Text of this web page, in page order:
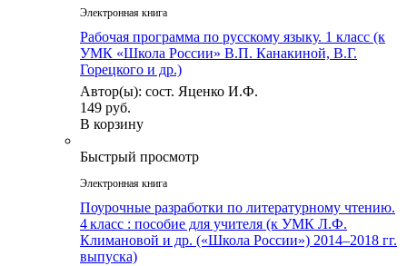
Электронная книга
Рабочая программа по русскому языку. 1 класс (к
УМК «Школа России» В.П. Канакиной, В.Г.
Горецкого и др.)
Автор(ы): сост. Яценко И.Ф.
149 руб.
В корзину
Быстрый просмотр
Электронная книга
Поурочные разработки по литературному чтению.
4 класс : пособие для учителя (к УМК Л.Ф.
Климановой и др. («Школа России») 2014–2018 гг.
выпуска)